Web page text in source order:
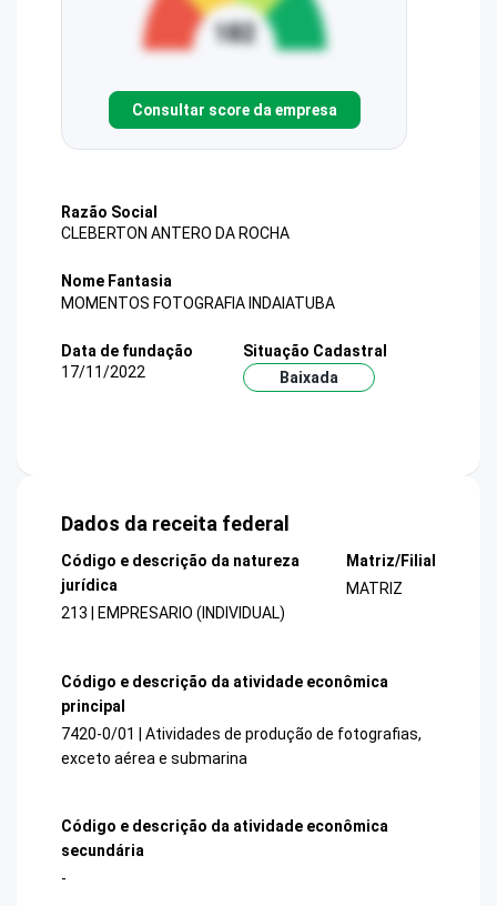
Consultar score da empresa
Razão Social
CLEBERTON ANTERO DA ROCHA
Nome Fantasia
MOMENTOS FOTOGRAFIA INDAIATUBA
Data de fundação
17/11/2022
Situação Cadastral
Baixada
Dados da receita federal
Código e descrição da natureza
jurídica
213 | EMPRESARIO (INDIVIDUAL)
Matriz/Filial
MATRIZ
Código e descrição da atividade econômica
principal
7420-0/01 | Atividades de produção de fotografias,
exceto aérea e submarina
Código e descrição da atividade econômica
secundária
-